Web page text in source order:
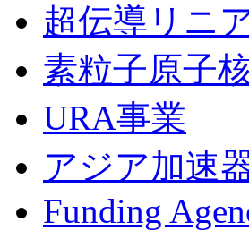
超伝導リニ
素粒子原子
URA事業
アジア加速
Funding